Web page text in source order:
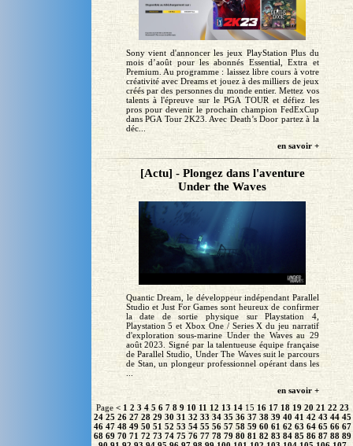
Sony vient d'annoncer les jeux PlayStation Plus du
mois d’août pour les abonnés Essential, Extra et
Premium. Au programme : laissez libre cours à votre
créativité avec Dreams et jouez à des milliers de jeux
créés par des personnes du monde entier. Mettez vos
talents à l'épreuve sur le PGA TOUR et défiez les
pros pour devenir le prochain champion FedExCup
dans PGA Tour 2K23. Avec Death’s Door partez à la
déc...
en savoir +
[Actu] - Plongez dans l'aventure
Under the Waves
Quantic Dream, le développeur indépendant Parallel
Studio et Just For Games sont heureux de confirmer
la date de sortie physique sur Playstation 4,
Playstation 5 et Xbox One / Series X du jeu narratif
d'exploration sous-marine Under the Waves au 29
août 2023. Signé par la talentueuse équipe française
de Parallel Studio, Under The Waves suit le parcours
de Stan, un plongeur professionnel opérant dans les
en savoir +
Page < 1 2 3 4 5 6 7 8 9 10 11 12 13 141516 17 18 19 20 21 22 23
24 25 26 27 28 29 30 31 32 33 34 35 36 37 38 39 40 41 42 43 44 45
46 47 48 49 50 51 52 53 54 55 56 57 58 59 60 61 62 63 64 65 66 67
68 69 70 71 72 73 74 75 76 77 78 79 80 81 82 83 84 85 86 87 88 89